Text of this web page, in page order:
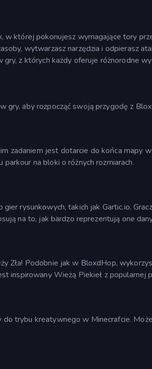
w której pokonujesz wymagające tory
wytwarzasz narzędzia i odpierasz
z których każdy oferuje różnorodne
gry, aby rozpocząć swoją przygodę z
zadaniem jest dotarcie do końca mapy
na bloki o różnych rozmiarach.
rysunkowych, takich jak Gartic.io.
na to, jak bardzo reprezentują one
Zła! Podobnie jak w BloxdHop,
inspirowany Wieżą Piekieł z popularnej
trybu kreatywnego w Minecrafcie.